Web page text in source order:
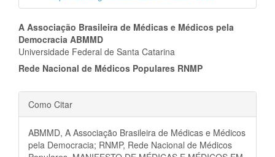
Conteúdo
do
artigo
principal
A Associação Brasileira de Médicas e Médicos pela
Democracia ABMMD
Universidade Federal de Santa Catarina
Rede Nacional de Médicos Populares RNMP
Detalhes
do
artigo
Como Citar
ABMMD, A Associação Brasileira de Médicas e Médicos
pela Democracia; RNMP, Rede Nacional de Médicos